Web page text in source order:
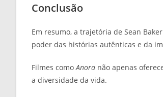
Conclusão
Em resumo, a trajetória de Sean
poder das histórias autênticas e da
Filmes como Anora não apenas
a diversidade da vida.